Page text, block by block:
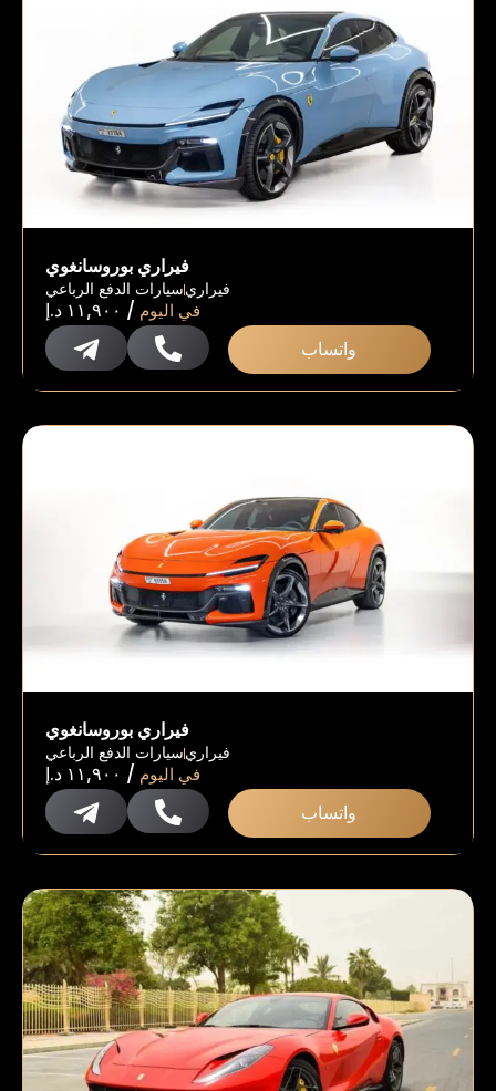
فيراري بوروسانغوي
سيارات الدفع الرباعيفيراري
١١,٩٠٠ د.إ / في اليوم
واتساب
فيراري بوروسانغوي
سيارات الدفع الرباعيفيراري
١١,٩٠٠ د.إ / في اليوم
واتساب